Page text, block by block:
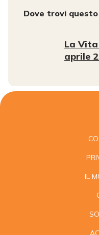
Dove trovi
La
aprile
IL